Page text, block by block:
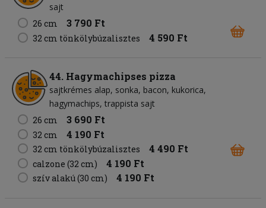
sajt
26 cm
3 790 Ft
32 cm tönkölybúzalisztes 4 590 Ft
44. Hagymachipses pizza
sajtkrémes alap sonka bacon kukorica
hagymachips trappista sajt
26 cm
3 690 Ft
32 cm 4 190 Ft
32 cm tönkölybúzalisztes 4 490 Ft
calzone (32 cm) 4 190 Ft
szív alakú (30 cm) 4 190 Ft